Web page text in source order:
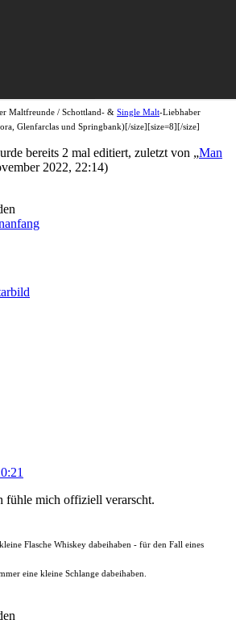
Maltfreunde / Schottland- & Single Malt-Liebhaber
Glenfarclas und Springbank)[/size][size=8][/size]
bereits 2 mal editiert, zuletzt von „Man
2022, 22:14)
fühle mich offiziell verarscht.
Flasche Whiskey dabeihaben - für den Fall eines
eine kleine Schlange dabeihaben.